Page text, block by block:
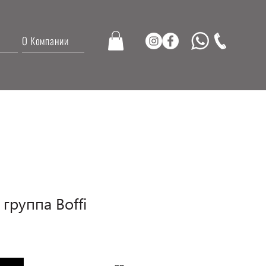
О Компании
Boffi